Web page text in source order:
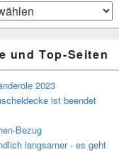
und Top-Seiten
2023
ist beendet
Bezug
langsamer - es geht